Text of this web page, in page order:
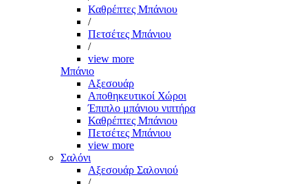
Καθρέπτες Μπάνιου
/
Πετσέτες Μπάνιου
/
view more
Μπάνιο
Αξεσουάρ
Αποθηκευτικοί Χώροι
Έπιπλο μπάνιου νιπτήρα
Καθρέπτες Μπάνιου
Πετσέτες Μπάνιου
view more
Σαλόνι
Αξεσουάρ Σαλονιού